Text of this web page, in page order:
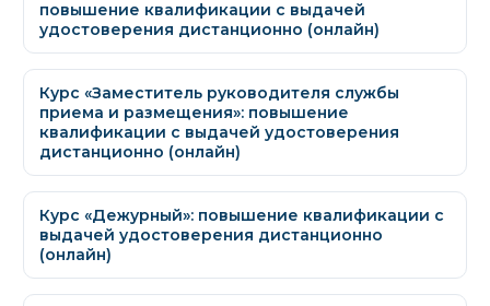
повышение квалификации с выдачей
удостоверения дистанционно (онлайн)
Курс «Заместитель руководителя службы
приема и размещения»: повышение
квалификации с выдачей удостоверения
дистанционно (онлайн)
Курс «Дежурный»: повышение квалификации с
выдачей удостоверения дистанционно
(онлайн)